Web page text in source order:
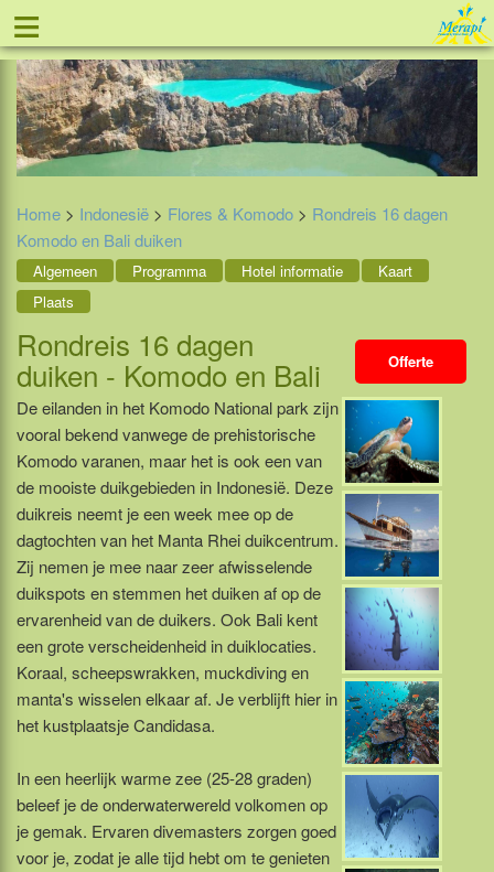
≡ Tel: 088 - 81 11 999
Home > Indonesië > Flores & Komodo > Rondreis 16 dagen
Komodo en Bali duiken
Algemeen Programma Hotel informatie
Kaart
Plaats
Offerte
Rondreis 16 dagen
duiken - Komodo en Bali
De eilanden in het Komodo National park zijn
vooral bekend vanwege de prehistorische
Komodo varanen, maar het is ook een van
de mooiste duikgebieden in Indonesië. Deze
duikreis neemt je een week mee op de
dagtochten van het Manta Rhei duikcentrum.
Zij nemen je mee naar zeer afwisselende
duikspots en stemmen het duiken af op de
ervarenheid van de duikers. Ook Bali kent
een grote verscheidenheid in duiklocaties.
Koraal, scheepswrakken, muckdiving en
manta's wisselen elkaar af. Je verblijft hier in
het kustplaatsje Candidasa.
In een heerlijk warme zee (25-28 graden)
beleef je de onderwaterwereld volkomen op
je gemak. Ervaren divemasters zorgen goed
voor je, zodat je alle tijd hebt om te genieten